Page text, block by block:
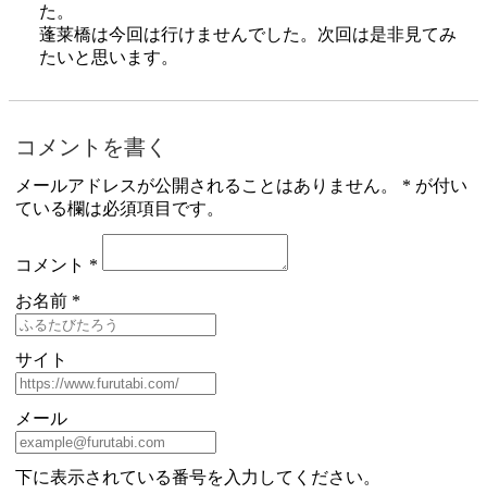
た。
蓬莱橋は今回は行けませんでした。次回は是非見てみ
たいと思います。
コメントを書く
メールアドレスが公開されることはありません。 * が付い
ている欄は必須項目です。
コメント *
お名前 *
サイト
メール
下に表示されている番号を入力してください。